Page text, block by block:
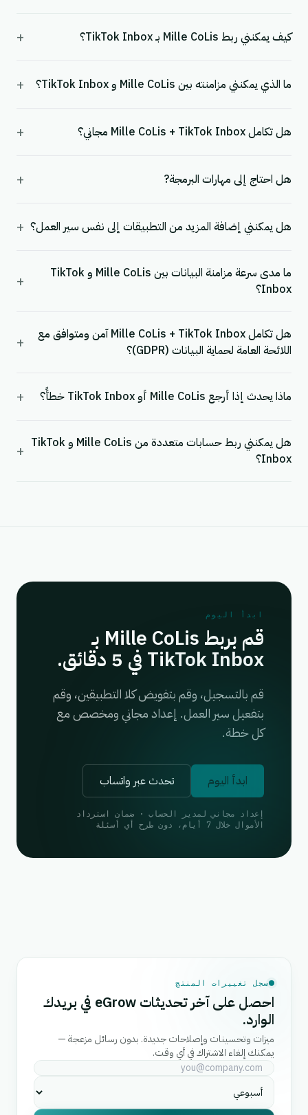
كيف يمكنني ربط Mille CoLis بـ TikTok Inbox؟ +
ما الذي يمكنني مزامنته بين Mille CoLis و TikTok Inbox؟ +
هل تكامل Mille CoLis + TikTok Inbox مجاني؟ +
هل احتاج إلى مهارات البرمجة? +
هل يمكنني إضافة المزيد من التطبيقات إلى نفس سير العمل؟ +
ما مدى سرعة مزامنة البيانات بين Mille CoLis و TikTok
Inbox؟
+
هل تكامل Mille CoLis + TikTok Inbox آمن ومتوافق مع
اللائحة العامة لحماية البيانات (GDPR)؟
+
ماذا يحدث إذا أرجع Mille CoLis أو TikTok Inbox خطأً؟ +
هل يمكنني ربط حسابات متعددة من Mille CoLis و TikTok
Inbox؟
+
ابدأ اليوم
قم بربط Mille CoLis بـ
TikTok Inbox في 5 دقائق.
قم بالتسجيل، وقم بتفويض كلا التطبيقين، وقم
بتفعيل سير العمل. إعداد مجاني ومخصص مع
كل خطة.
ابدأ اليوم تحدث عبر واتساب
إعداد مجاني لمدير الحساب · ضمان استرداد
الأموال خلال 7 أيام، دون طرح أي أسئلة
سجل تغييرات المنتج
احصل على آخر تحديثات eGrow في بريدك
الوارد.
ميزات وتحسينات وإصلاحات جديدة. بدون رسائل مزعجة —
يمكنك إلغاء الاشتراك في أي وقت.